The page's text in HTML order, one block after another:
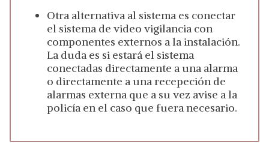
Otra alternativa al sistema es conectar
el sistema de video vigilancia con
componentes externos a la instalación.
La duda es si estará el sistema
conectadas directamente a una alarma
o directamente a una recepeción de
alarmas externa que a su vez avise a la
policía en el caso que fuera necesario.